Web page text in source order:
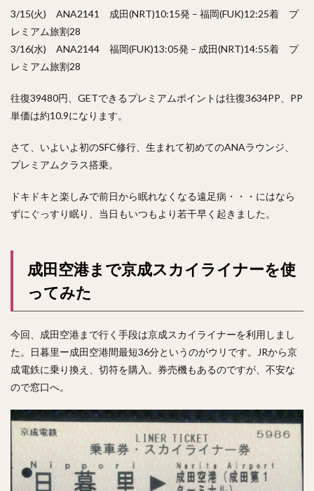
3/15(火) ANA2141 成田(NRT)10:15発 – 福岡(FUK)12:25着 プ
レミアム旅割28
3/16(水) ANA2144 福岡(FUK)13:05発 – 成田(NRT)14:55着 プ
レミアム旅割28
往復39480円、GETできるプレミアムポイントは往復3634PP、PP
単価は約10.9になります。
さて、いよいよ初のSFC修行、生まれて初めてのANAラウンジ、
プレミアムクラス搭乗。
ドキドキと楽しみで前日から眠れなくなる遠足病・・・にはなら
ずにぐっすり眠り、当日もいつもより若干早く起きました。
成田空港まで京成スカイライナーを使
ってみた
今回、成田空港まで行く手段は京成スカイライナーを利用しまし
た。日暮里ー成田空港間最短36分というのがウリです。JRから京
成電鉄に乗り換え、切符を購入。券売機もあるのですが、不安な
ので窓口へ。